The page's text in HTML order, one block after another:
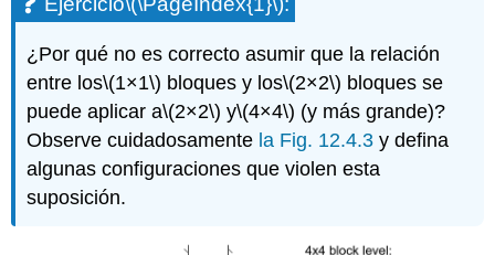
¿Por qué no es correcto asumir que la relación
entre los\(1×1\) bloques y los\(2×2\) bloques se
puede aplicar a\(2×2\) y\(4×4\) (y más grande)?
Observe cuidadosamente la Fig. 12.4.3 y defina
algunas configuraciones que violen esta
suposición.